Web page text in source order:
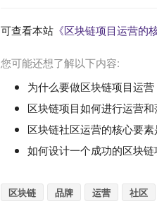
可查看本站 《区块链项目运营的
您可能还想了解以下内容:
为什么要做区块链项目运营
区块链项目如何进行运营和
区块链社区运营的核心要素
如何设计一个成功的区块链
区块链 品牌 运营 社区